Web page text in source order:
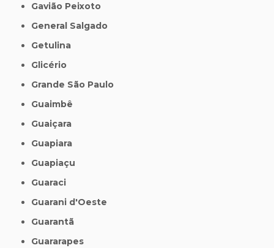
Gavião Peixoto
General Salgado
Getulina
Glicério
Grande São Paulo
Guaimbê
Guaiçara
Guapiara
Guapiaçu
Guaraci
Guarani d'Oeste
Guarantã
Guararapes